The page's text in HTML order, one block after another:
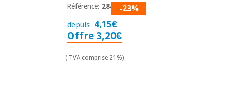
Référence: 28403-23%
depuis 4,15€
Offre 3,20€
( TVA comprise 21%)